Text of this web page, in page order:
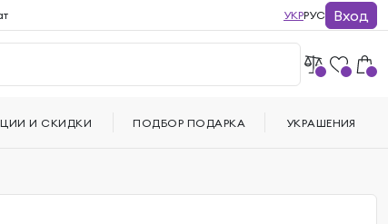
УКРРУС Вход
И СКИДКИ ПОДБОР ПОДАРКА УКРАШЕНИЯ